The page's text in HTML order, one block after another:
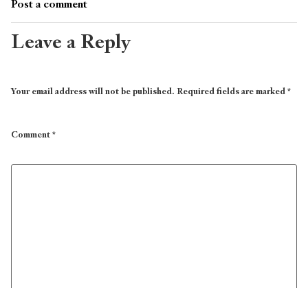
Post a comment
Leave a Reply
Your email address will not be published.Required fields are marked*
Comment*